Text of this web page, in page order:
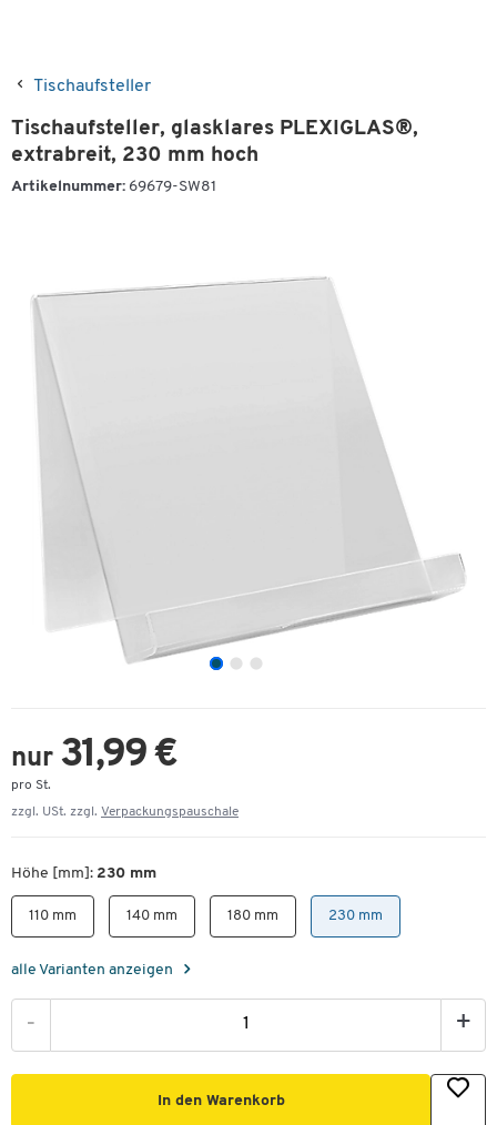
Tischaufsteller
Tischaufsteller, glasklares PLEXIGLAS®,
extrabreit, 230 mm hoch
Artikelnummer: 69679-SW81
nur 31,99 €
pro St.
zzgl. USt. zzgl. Verpackungspauschale
Höhe [mm]: 230 mm
110 mm 140 mm 180 mm 230 mm
alle Varianten anzeigen
- +
In den Warenkorb